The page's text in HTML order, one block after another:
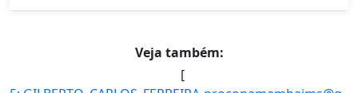
Veja também:
[